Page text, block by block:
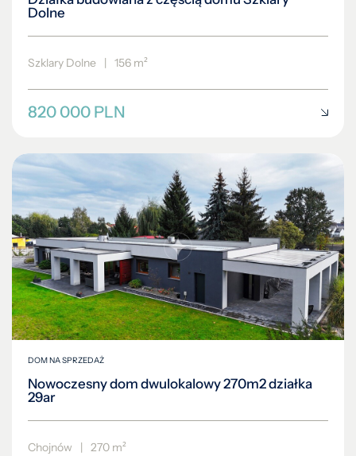
Dolne
Szklary Dolne | 156 m²
820 000 PLN
DOM NA SPRZEDAŻ
Nowoczesny dom dwulokalowy 270m2 działka
29ar
Chojnów | 270 m²